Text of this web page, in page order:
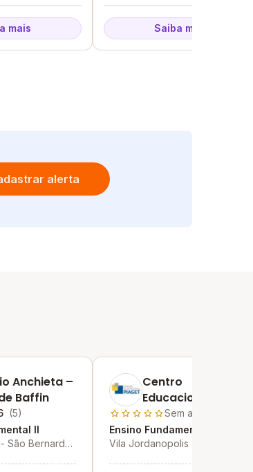
mais Saiba mais
alerta
Anchieta –
Baffin
(5)
II
São Bernardo
Centro
Educacional Piaget
Sem avaliações
Ensino Fundamental II
Vila Jordanopolis - São